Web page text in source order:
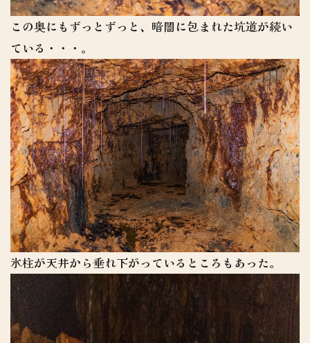
この奥にもずっとずっと、暗闇に包まれた坑道が続い
ている・・・。
氷柱が天井から垂れ下がっているところもあった。